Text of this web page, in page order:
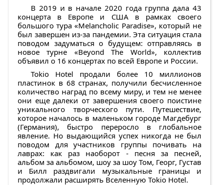
В 2019 и в начале 2020 года группа дала 43
концерта в Европе и США в рамках своего
большого тура «Melancholic Paradise», который не
был завершен из-за пандемии. Эта ситуация стала
поводом задуматься о будущем: отправляясь в
новое турне «Beyond The World», коллектив
объявил о 16 концертах по всей Европе и России.
Tokio Hotel продали более 10 миллионов
пластинок в 68 странах, получили бесчисленное
количество наград по всему миру, и тем не менее
они еще далеки от завершения своего поистине
уникального творческого пути. Путешествие,
которое началось в маленьком городе Магдебург
(Германия), быстро переросло в глобальное
явление. Но выдающийся успех никогда не был
поводом для участников группы почивать на
лаврах: как раз наоборот - песня за песней,
альбом за альбомом, шоу за шоу Том, Георг, Густав
и Билл раздвигали музыкальные границы и
продолжали расширять Вселенную Tokio Hotel.